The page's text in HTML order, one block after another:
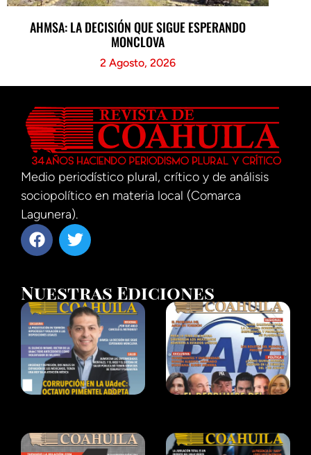
AHMSA: LA DECISIÓN QUE SIGUE ESPERANDO
MONCLOVA
2 Agosto, 2026
Medio periodístico plural, crítico y de análisis
sociopolítico en materia local (Comarca
Lagunera).
Nuestras Ediciones